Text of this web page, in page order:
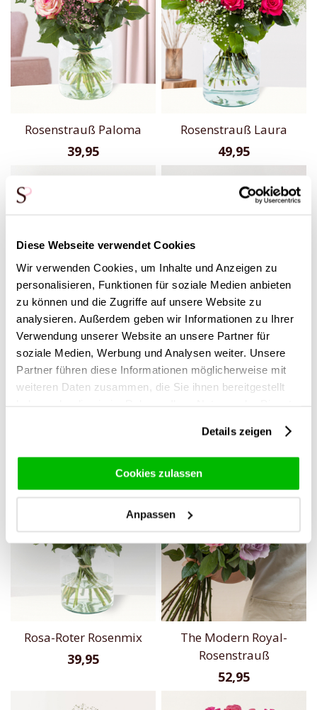
Diese Webseite verwendet Cookies
Wir verwenden Cookies, um Inhalte und Anzeigen zu
personalisieren, Funktionen für soziale Medien anbieten
zu können und die Zugriffe auf unsere Website zu
analysieren. Außerdem geben wir Informationen zu Ihrer
Verwendung unserer Website an unsere Partner für
soziale Medien, Werbung und Analysen weiter. Unsere
Partner führen diese Informationen möglicherweise mit
weiteren Daten zusammen, die Sie ihnen bereitgestellt
Details zeigen
Cookies zulassen
Anpassen
Rosenstrauß Paloma
39,95
Rosenstrauß Laura
49,95
10 bis 99 Weiße Rosen -
Snowstorm
Rosenstrauß Hermosa
29,95
Rosa-Roter Rosenmix
39,95
The Modern Royal-
Rosenstrauß
52,95